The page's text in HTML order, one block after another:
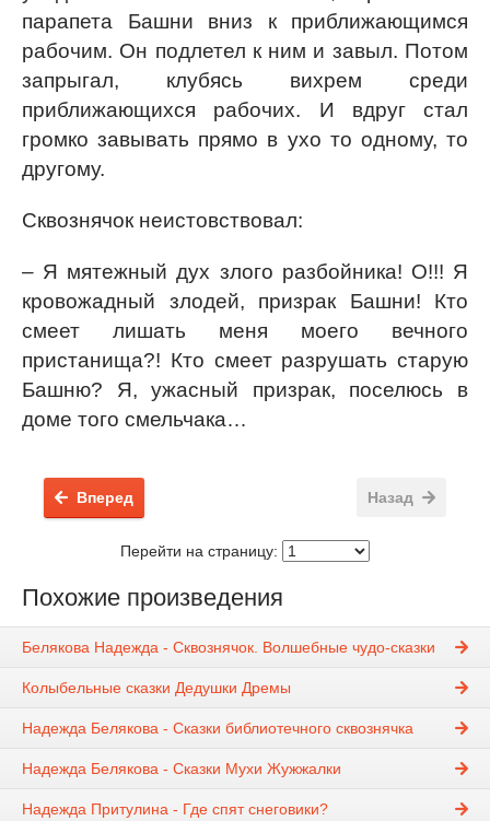
парапета Башни вниз к приближающимся
рабочим. Он подлетел к ним и завыл. Потом
запрыгал, клубясь вихрем среди
приближающихся рабочих. И вдруг стал
громко завывать прямо в ухо то одному, то
другому.
Сквознячок неистовствовал:
– Я мятежный дух злого разбойника! О!!! Я
кровожадный злодей, призрак Башни! Кто
смеет лишать меня моего вечного
пристанища?! Кто смеет разрушать старую
Башню? Я, ужасный призрак, поселюсь в
доме того смельчака…
Назад
Вперед
Перейти на страницу:
Похожие произведения
Белякова Надежда - Сквознячок. Волшебные чудо-сказки
Колыбельные сказки Дедушки Дремы
Надежда Белякова - Сказки библиотечного сквознячка
Надежда Белякова - Сказки Мухи Жужжалки
Надежда Притулина - Где спят снеговики?